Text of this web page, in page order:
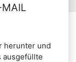
MAIL
herunter und
ausgefüllte